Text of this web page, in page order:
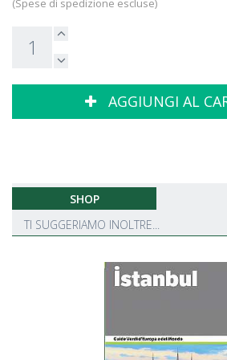
(Spese di spedizione escluse)
AGGIUNGI AL
SHOP
TI SUGGERIAMO INOLTRE...